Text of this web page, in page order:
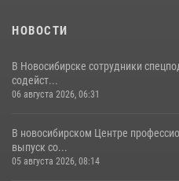
НОВОСТИ
В Новосибирске сотрудники
содейст...
06 августа 2026, 06:31
В новосибирском Центре
выпуск со...
05 августа 2026, 08:14